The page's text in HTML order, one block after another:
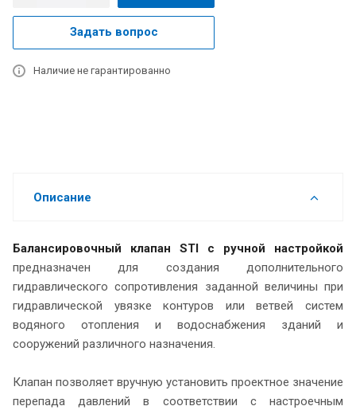
Задать вопрос
Наличие не гарантированно
Описание
Балансировочный клапан STI c ручной настройкой
предназначен для создания дополнительного
гидравлического сопротивления заданной величины при
гидравлической увязке контуров или ветвей систем
водяного отопления и водоснабжения зданий и
сооружений различного назначения.
Клапан позволяет вручную установить проектное значение
перепада давлений в соответствии с настроечным